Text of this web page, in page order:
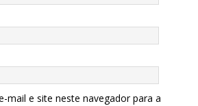
mail e site neste navegador para a